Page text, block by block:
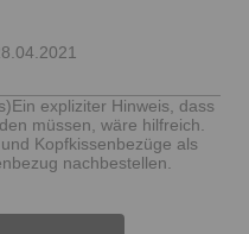
expliziter Hinweis, dass
müssen, wäre hilfreich.
Kopfkissenbezüge als
nachbestellen.